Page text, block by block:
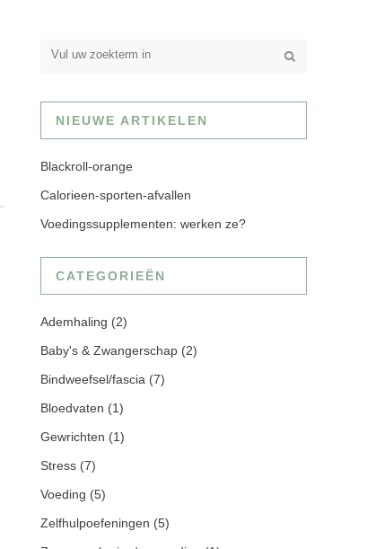
NIEUWE ARTIKELEN
Blackroll-orange
Calorieen-sporten-afvallen
Voedingssupplementen: werken ze?
CATEGORIEËN
Ademhaling (2)
Baby's & Zwangerschap (2)
Bindweefsel/fascia (7)
Bloedvaten (1)
Gewrichten (1)
Stress (7)
Voeding (5)
Zelfhulpoefeningen (5)